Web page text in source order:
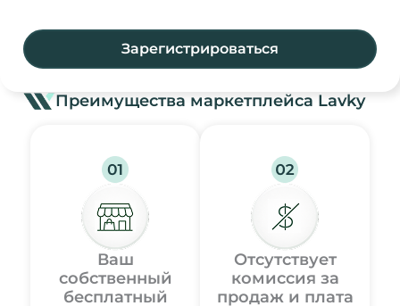
Зарегистрироваться
Преимущества маркетплейса Lavky
Ваш
собственный
бесплатный
Отсутствует
комиссия за
продаж и плата